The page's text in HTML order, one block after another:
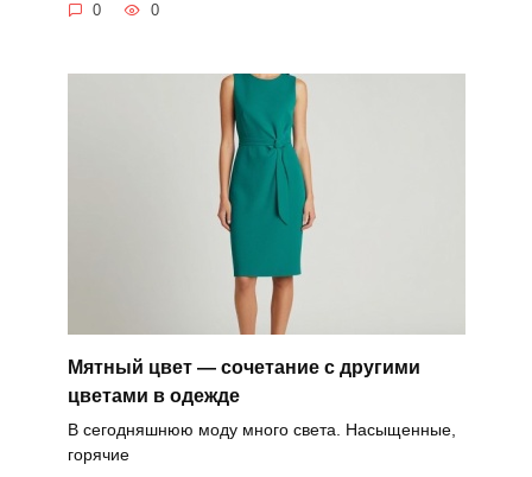
0 0
Мятный цвет — сочетание с другими
цветами в одежде
В сегодняшнюю моду много света. Насыщенные,
горячие